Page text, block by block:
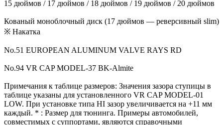
15 дюймов / 17 дюймов / 18 дюймов / 19 дюймов / 20 дюймов
Кованый моноблочный диск (17 дюймов — реверсивный slim)
※ Накатка
No.51 EUROPEAN ALUMINUM VALVE RAYS RD
No.94 VR CAP MODEL-37 BK-Almite
Примечания к таблице размеров: Значения зазора ступицы в
таблице указаны для установленного VR CAP MODEL-01
LOW. При установке типа HI зазор увеличивается на +11 мм
каждый. * : Размер для тюнинга. Примеры автомобилей,
совместимых с суппортами, являются справочными